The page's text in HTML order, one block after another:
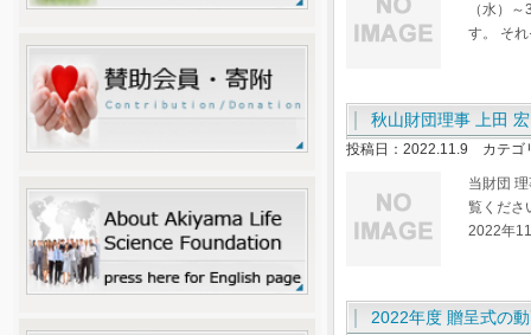
（水）
す。 そ
秋山財団理事 上田
投稿日：2022.11.9 カテゴ
当財団
覧くだ
2022年
2022年度 贈呈式の